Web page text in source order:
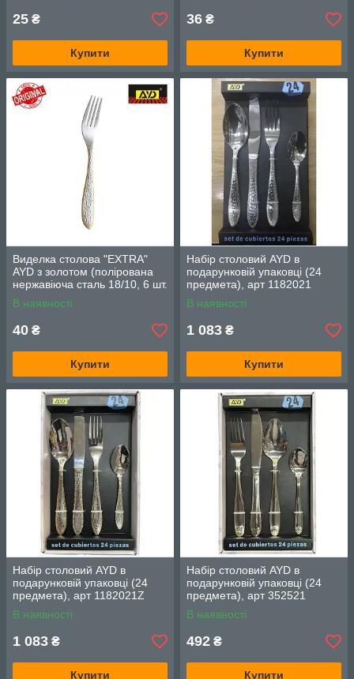
25 ₴
Купити
36 ₴
Купити
Виделка столова "EXTRA"
AYD з золотом (полірована
нержавіюча сталь 18/10, 6 шт.
в упаковці), арт. 1182011Z
В наявності
40 ₴
Купити
Набір столовий AYD в
подарунковій упаковці (24
предмета), арт 1182021
В наявності
1 083 ₴
Купити
Набір столовий AYD в
подарунковій упаковці (24
предмета), арт 1182021Z
В наявності
1 083 ₴
Купити
Набір столовий AYD в
подарунковій упаковці (24
предмета), арт 352521
В наявності
492 ₴
Купити